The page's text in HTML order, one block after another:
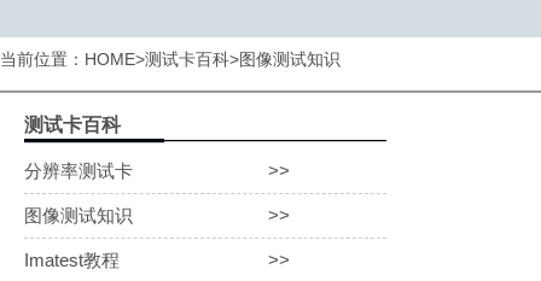
色彩还原测试卡
当前位置： HOME>测试卡百科>图像测试知识
测试卡百科
分辨率测试卡 >>
图像测试知识 >>
Imatest教程 >>